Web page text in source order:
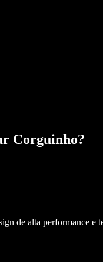
Corguinho?
de alta performance e